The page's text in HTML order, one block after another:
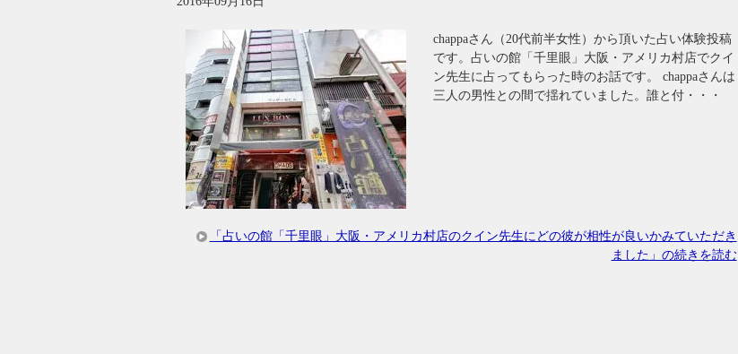
chappaさん（20代前半女性）から頂いた占い体験投稿
です。占いの館「千里眼」大阪・アメリカ村店でクイ
ン先生に占ってもらった時のお話です。 chappaさんは
三人の男性との間で揺れていました。誰と付・・・
「占いの館「千里眼」大阪・アメリカ村店のクイン先生にどの彼が相性が良いかみていただき
ました」の続きを読む